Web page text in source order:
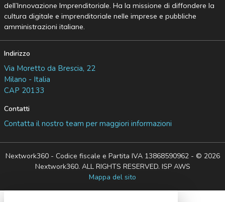
dell’Innovazione Imprenditoriale. Ha la missione di diffondere la
cultura digitale e imprenditoriale nelle imprese e pubbliche
amministrazioni italiane.
Indirizzo
Via Moretto da Brescia, 22
Milano - Italia
CAP 20133
Contatti
Contatta il nostro team per maggiori informazioni
Nextwork360 - Codice fiscale e Partita IVA 13868590962 - © 2026
Nextwork360. ALL RIGHTS RESERVED. ISP AWS
Mappa del sito